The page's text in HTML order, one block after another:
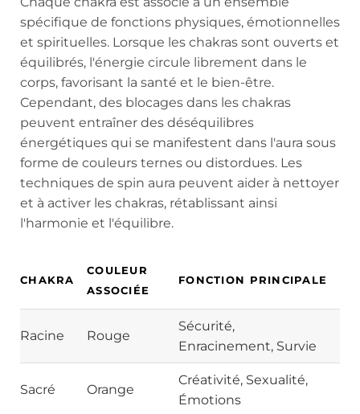
spécifique de fonctions physiques, émotionnelles
et spirituelles. Lorsque les chakras sont ouverts et
équilibrés, l'énergie circule librement dans le
corps, favorisant la santé et le bien-être.
Cependant, des blocages dans les chakras
peuvent entraîner des déséquilibres
énergétiques qui se manifestent dans l'aura sous
forme de couleurs ternes ou distordues. Les
techniques de spin aura peuvent aider à nettoyer
et à activer les chakras, rétablissant ainsi
l'harmonie et l'équilibre.
CHAKRA
COULEUR
ASSOCIÉE
FONCTION PRINCIPALE
Racine Rouge
Sécurité,
Enracinement, Survie
Sacré Orange
Créativité, Sexualité,
Émotions